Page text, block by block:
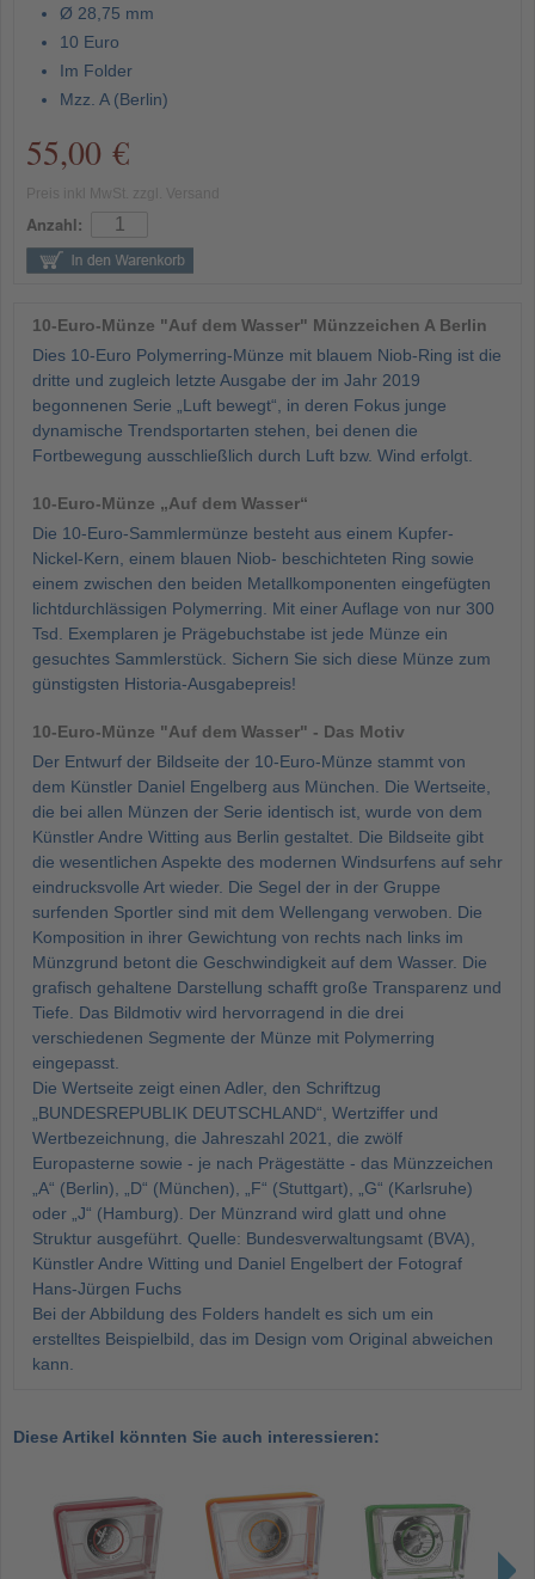
Ø 28,75 mm
10 Euro
Im Folder
Mzz. A (Berlin)
55,00 €
Anzahl:
10-Euro-Münze "Auf dem Wasser" Münzzeichen A Berlin
Dies 10-Euro Polymerring-Münze mit blauem Niob-Ring ist die
dritte und zugleich letzte Ausgabe der im Jahr 2019
begonnenen Serie „Luft bewegt“, in deren Fokus junge
dynamische Trendsportarten stehen, bei denen die
Fortbewegung ausschließlich durch Luft bzw. Wind erfolgt.
10-Euro-Münze „Auf dem Wasser“
Die 10-Euro-Sammlermünze besteht aus einem Kupfer-
Nickel-Kern, einem blauen Niob- beschichteten Ring sowie
einem zwischen den beiden Metallkomponenten eingefügten
lichtdurchlässigen Polymerring. Mit einer Auflage von nur 300
Tsd. Exemplaren je Prägebuchstabe ist jede Münze ein
gesuchtes Sammlerstück. Sichern Sie sich diese Münze zum
günstigsten Historia-Ausgabepreis!
10-Euro-Münze "Auf dem Wasser" - Das Motiv
Der Entwurf der Bildseite der 10-Euro-Münze stammt von
dem Künstler Daniel Engelberg aus München. Die Wertseite,
die bei allen Münzen der Serie identisch ist, wurde von dem
Künstler Andre Witting aus Berlin gestaltet. Die Bildseite gibt
die wesentlichen Aspekte des modernen Windsurfens auf sehr
eindrucksvolle Art wieder. Die Segel der in der Gruppe
surfenden Sportler sind mit dem Wellengang verwoben. Die
Komposition in ihrer Gewichtung von rechts nach links im
Münzgrund betont die Geschwindigkeit auf dem Wasser. Die
grafisch gehaltene Darstellung schafft große Transparenz und
Tiefe. Das Bildmotiv wird hervorragend in die drei
verschiedenen Segmente der Münze mit Polymerring
eingepasst.
Die Wertseite zeigt einen Adler, den Schriftzug
„BUNDESREPUBLIK DEUTSCHLAND“, Wertziffer und
Wertbezeichnung, die Jahreszahl 2021, die zwölf
Europasterne sowie - je nach Prägestätte - das Münzzeichen
„A“ (Berlin), „D“ (München), „F“ (Stuttgart), „G“ (Karlsruhe)
oder „J“ (Hamburg). Der Münzrand wird glatt und ohne
Struktur ausgeführt. Quelle: Bundesverwaltungsamt (BVA),
Künstler Andre Witting und Daniel Engelbert der Fotograf
Hans-Jürgen Fuchs
Bei der Abbildung des Folders handelt es sich um ein
erstelltes Beispielbild, das im Design vom Original abweichen
kann.
Diese Artikel könnten Sie auch interessieren: